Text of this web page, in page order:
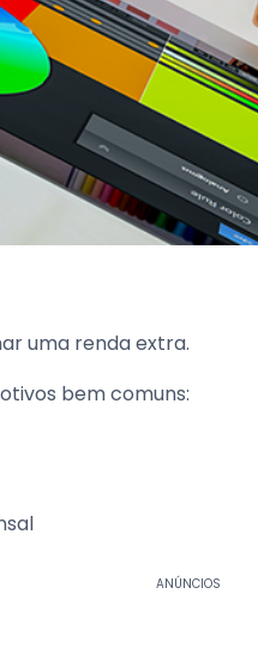
uma renda extra.
bem comuns:
ANÚNCIOS